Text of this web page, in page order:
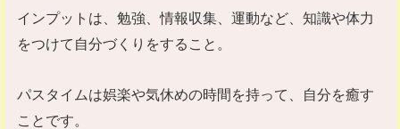
インプットは、勉強、情報収集、運動など、知識や体力
をつけて自分づくりをすること。
パスタイムは娯楽や気休めの時間を持って、自分を癒す
ことです。